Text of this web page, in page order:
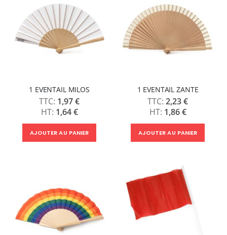
1 EVENTAIL MILOS
1,97 €
1,64 €
AJOUTER AU PANIER
1 EVENTAIL ZANTE
2,23 €
1,86 €
AJOUTER AU PANIER